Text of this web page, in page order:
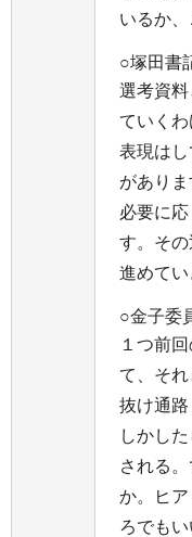
いるか
○塚田書
選考資
ていく
表現は
があり
必要に
す。そ
進めてい
○金子委
１つ前
て、そ
抜け通
しかし
される
か。ヒ
ろでもい